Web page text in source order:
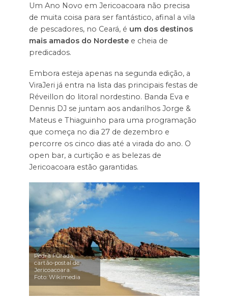
Um Ano Novo em Jericoacoara não precisa
de muita coisa para ser fantástico, afinal a vila
de pescadores, no Ceará, é um dos destinos
mais amados do Nordestee cheia de
predicados.
Embora esteja apenas na segunda edição, a
ViraJeri já entra na lista das principais festas de
Réveillon do litoral nordestino. Banda Eva e
Dennis DJ se juntam aos andarilhos Jorge &
Mateus e Thiaguinho para uma programação
que começa no dia 27 de dezembro e
percorre os cinco dias até a virada do ano. O
open bar, a curtição e as belezas de
Jericoacoara estão garantidas.
Pedra Furada,
cartão-postal de
Jericoacoara.
Foto: Wikimedia